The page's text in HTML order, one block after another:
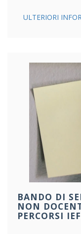
ULTERIORI
BANDO DI
NON
PERCORSI